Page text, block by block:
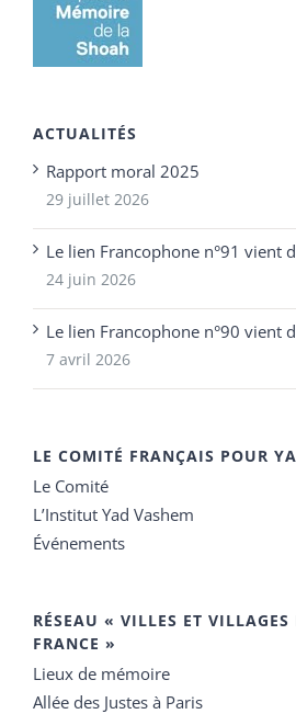
ACTUALITÉS
Rapport moral 2025
29 juillet 2026
Le lien Francophone n°91 vient
24 juin 2026
Le lien Francophone n°90 vient
7 avril 2026
LE COMITÉ FRANÇAIS POUR
Le Comité
L’Institut Yad Vashem
Événements
RÉSEAU « VILLES ET VILLAGES
FRANCE »
Lieux de mémoire
Allée des Justes à Paris